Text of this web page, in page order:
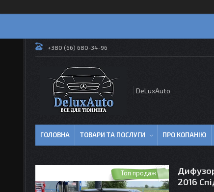
+380 (66) 680-34-96
DeLuxAuto
ГОЛОВНА ТОВАРИ ТА ПОСЛУГИ ПРО КОПАНІЮ
Топ продаж
2016